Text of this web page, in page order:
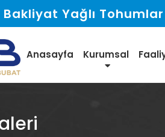
Yağlı
Anasayfa Kurumsal